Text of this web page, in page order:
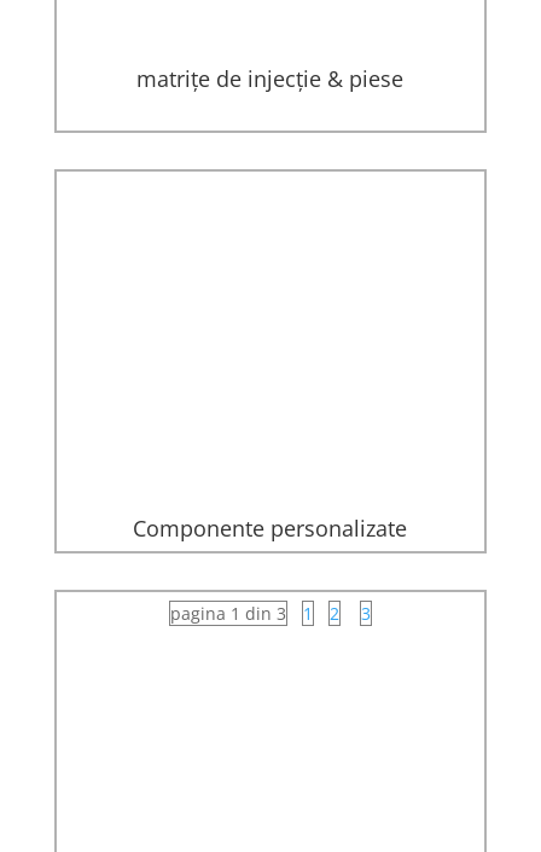
matrițe de injecție & piese
Componente personalizate
pagina 1 din 3 1 2 3